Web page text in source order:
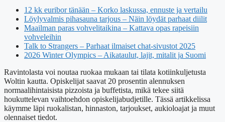
12 kk euribor tänään – Korko laskussa, ennuste ja vertailu
Löylyvalmis pihasauna tarjous – Näin löydät parhaat diilit
Maailman paras vohvelitaikina – Kattava opas rapeisiin
vohveleihin
Talk to Strangers – Parhaat ilmaiset chat-sivustot 2025
2026 Winter Olympics – Aikataulut, lajit, mitalit ja Suomi
Ravintolasta voi noutaa ruokaa mukaan tai tilata kotiinkuljetusta
Woltin kautta. Opiskelijat saavat 20 prosentin alennuksen
normaalihintaisista pizzoista ja buffetista, mikä tekee siitä
houkuttelevan vaihtoehdon opiskelijabudjetille. Tässä artikkelissa
käymme läpi ruokalistan, hinnaston, tarjoukset, aukioloajat ja muut
olennaiset tiedot.